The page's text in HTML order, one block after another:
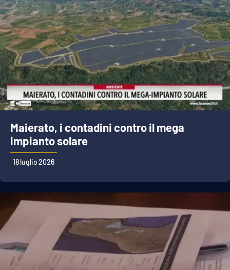
Maierato, i contadini contro il mega
impianto solare
18 luglio 2026